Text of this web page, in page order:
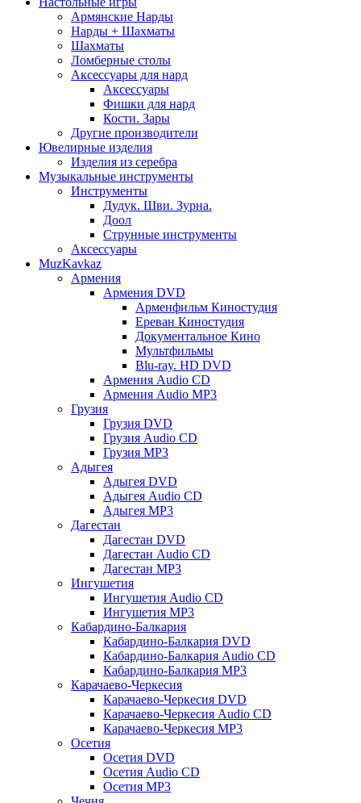
Армянские Нарды
Нарды + Шахматы
Шахматы
Ломберные столы
Аксессуары для нард
Аксессуары
Фишки для нард
Кости. Зары
Другие производители
Ювелирные изделия
Изделия из серебра
Музыкальные инструменты
Инструменты
Дудук. Шви. Зурна.
Доол
Струнные инструменты
Аксессуары
MuzKavkaz
Армения
Армения DVD
Арменфильм Киностудия
Ереван Киностудия
Документальное Кино
Мультфильмы
Blu-ray. HD DVD
Армения Audio CD
Армения Audio MP3
Грузия
Грузия DVD
Грузия Audio CD
Грузия MP3
Адыгея
Адыгея DVD
Адыгея Audio CD
Адыгея MP3
Дагестан
Дагестан DVD
Дагестан Audio CD
Дагестан MP3
Ингушетия
Ингушетия Audio CD
Ингушетия MP3
Кабардино-Балкария
Кабардино-Балкария DVD
Кабардино-Балкария Audio CD
Кабардино-Балкария MP3
Карачаево-Черкесия
Карачаево-Черкесия DVD
Карачаево-Черкесия Audio CD
Карачаево-Черкесия MP3
Осетия
Осетия DVD
Осетия Audio CD
Осетия MP3